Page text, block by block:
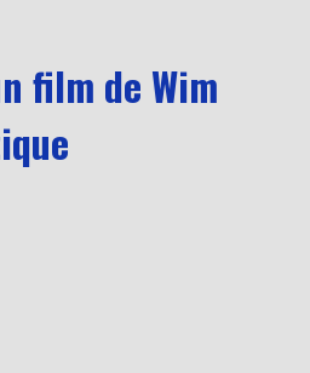
film de Wim